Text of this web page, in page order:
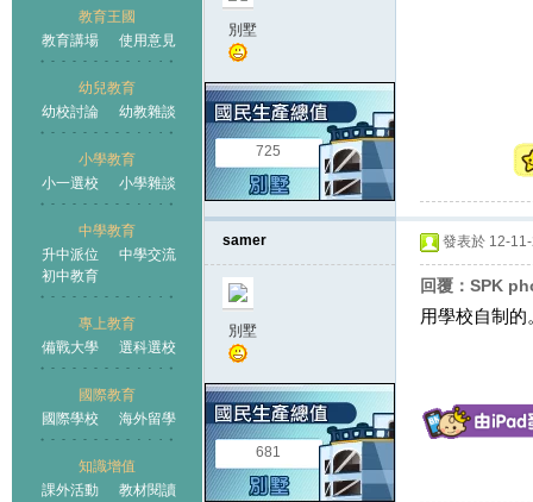
教育王國
教育講場
使用意見
幼兒教育
幼校討論
幼教雜談
小學教育
小一選校
小學雜談
中學教育
升中派位
中學交流
初中教育
專上教育
備戰大學
選科選校
國際教育
國際學校
海外留學
知識增值
課外活動
教材閱讀
王國
別墅
725
samer
別墅
681
發表於 12-
回覆：SPK
用學校自制的